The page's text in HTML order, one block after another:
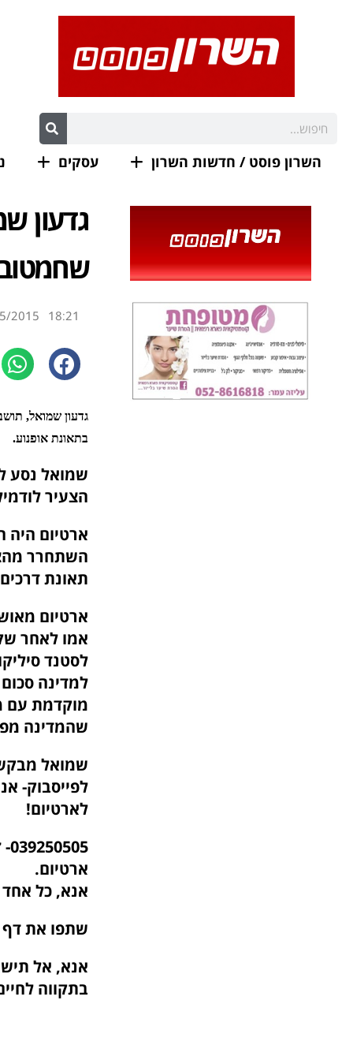
השרון פוסט / חדשות השרון עסקים
גדעון
18:21
2015
גדעון שמואל,
בתאונת אופנוע.
שמואל נסע
הצעיר
ארטיום היה
השתחרר
תאונת
ארטיום
מוקדמת עם
שהמדינה
שמואל
לפייסבוק-
לארטיום!
ארטיום.
אנא, כל אחד
שתפו את דף
אנא, אל
בתקווה